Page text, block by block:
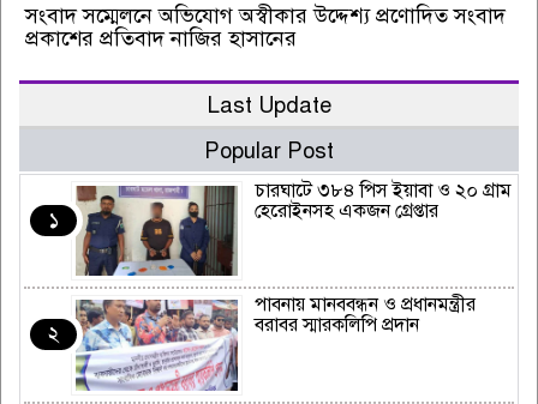
সংবাদ সম্মেলনে অভিযোগ অস্বীকার উদ্দেশ্য প্রণোদিত সংবাদ
প্রকাশের প্রতিবাদ নাজির হাসানের
Last Update
Popular Post
১
চারঘাটে ৩৮৪ পিস ইয়াবা ও ২০ গ্রাম
হেরোইনসহ একজন গ্রেপ্তার
২
পাবনায় মানববন্ধন ও প্রধানমন্ত্রীর
বরাবর স্মারকলিপি প্রদান